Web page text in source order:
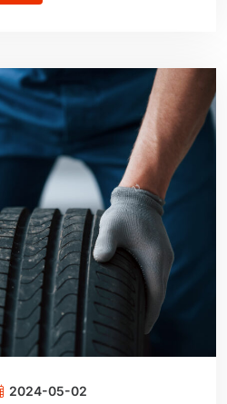
2024-05-02